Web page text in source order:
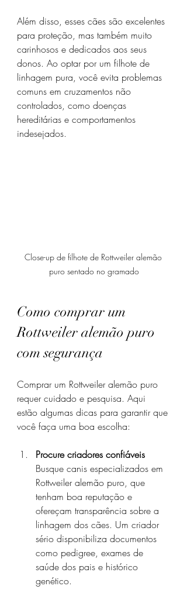
Além disso, esses cães são excelentes
para proteção, mas também muito
carinhosos e dedicados aos seus
donos. Ao optar por um filhote de
linhagem pura, você evita problemas
comuns em cruzamentos não
controlados, como doenças
hereditárias e comportamentos
indesejados.
Close-up de filhote de Rottweiler alemão
puro sentado no gramado
Como comprar um
Rottweiler alemão puro
com segurança
Comprar um Rottweiler alemão puro
requer cuidado e pesquisa. Aqui
estão algumas dicas para garantir que
você faça uma boa escolha:
Procure criadores confiáveis
Busque canis especializados em
Rottweiler alemão puro, que
tenham boa reputação e
ofereçam transparência sobre a
linhagem dos cães. Um criador
sério disponibiliza documentos
como pedigree, exames de
saúde dos pais e histórico
genético.